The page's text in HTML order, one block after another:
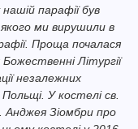
парафії був
ми вирушили в
Проща почалася
Літургії
незалежних
У костелі св.
Анджея Зіомбри про